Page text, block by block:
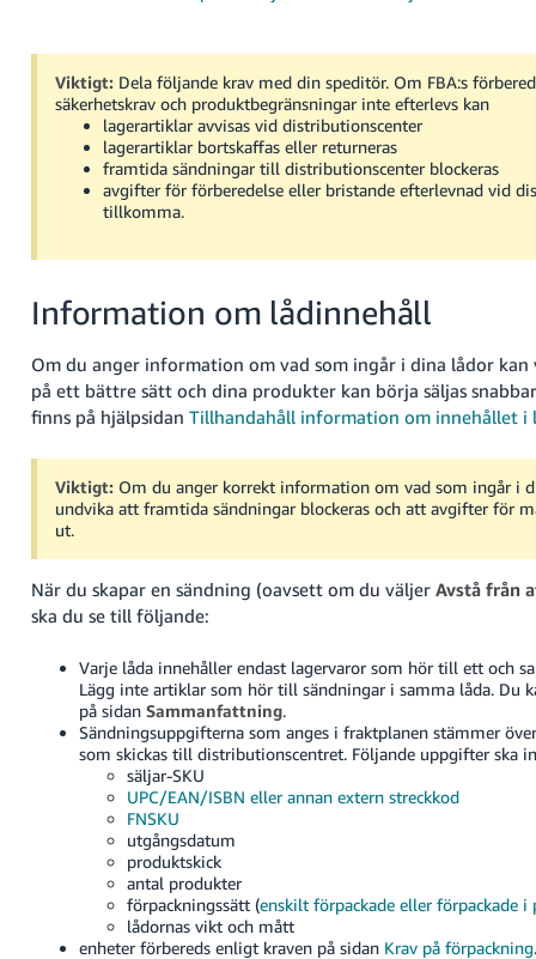
Swedish
Logga
Registrera
Viktigt: Dela följande krav med din speditör. Om FBA:s
säkerhetskrav och produktbegränsningar inte efterlevs kan
lagerartiklar avvisas vid distributionscenter
lagerartiklar bortskaffas eller returneras
framtida sändningar till distributionscenter blockeras
avgifter för förberedelse eller bristande efterlevnad vid
tillkomma.
Information om lådinnehåll
Om du anger information om vad som ingår i dina lådor
på ett bättre sätt och dina produkter kan börja säljas
finns på hjälpsidan Tillhandahåll information om innehållet i
Viktigt: Om du anger korrekt information om vad som ingår i
undvika att framtida sändningar blockeras och att avgifter för
ut.
När du skapar en sändning (oavsett om du väljer Avstå från
ska du se till följande:
Varje låda innehåller endast lagervaror som hör till ett och
Lägg inte artiklar som hör till sändningar i samma låda. Du
på sidan Sammanfattning.
Sändningsuppgifterna som anges i fraktplanen stämmer
som skickas till distributionscentret. Följande uppgifter ska
säljar-SKU
UPC/EAN/ISBN eller annan extern streckkod
FNSKU
utgångsdatum
produktskick
antal produkter
förpackningssätt (enskilt förpackade eller förpackade i
lådornas vikt och mått
enheter förbereds enligt kraven på sidan Krav på förpackning.